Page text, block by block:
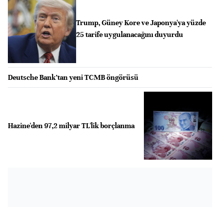
Trump, Güney Kore ve Japonya'ya yüzde
25 tarife uygulanacağını duyurdu
Deutsche Bank’tan yeni TCMB öngörüsü
Hazine'den 97,2 milyar TL'lik borçlanma